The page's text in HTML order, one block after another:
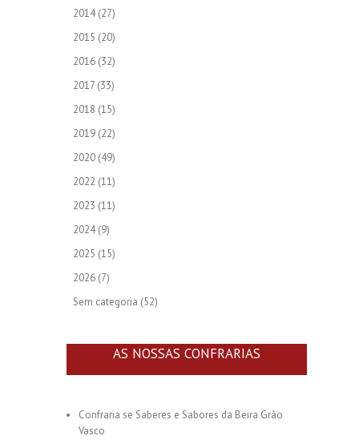
2014(27)
2015 (20)
2016 (32)
2017 (33)
2018 (15)
2019 (22)
2020 (49)
2022 (11)
2023 (11)
2024(9)
2025 (15)
2026 (7)
Sem categoria (52)
AS NOSSAS CONFRARIAS
Confraria se Saberes e Sabores da Beira Grão
Vasco